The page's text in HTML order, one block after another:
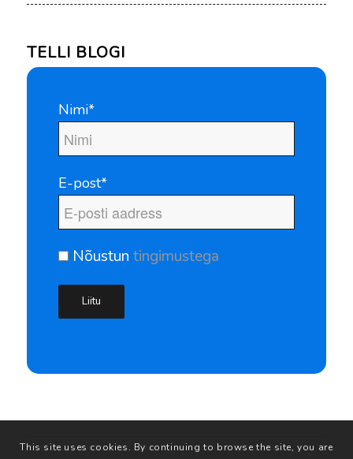
TELLI BLOGI
Nimi*
E-post*
Nõustun tingimustega
This site uses cookies. By continuing to browse the site, you are